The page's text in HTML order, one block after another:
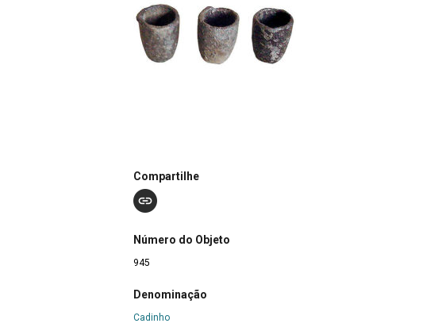
Compartilhe
Número do Objeto
945
Denominação
Cadinho